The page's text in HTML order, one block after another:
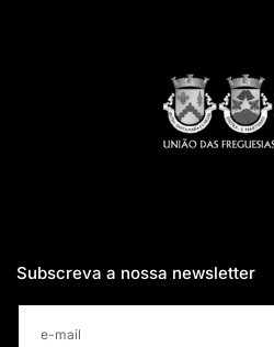
Subscreva a nossa newsletter